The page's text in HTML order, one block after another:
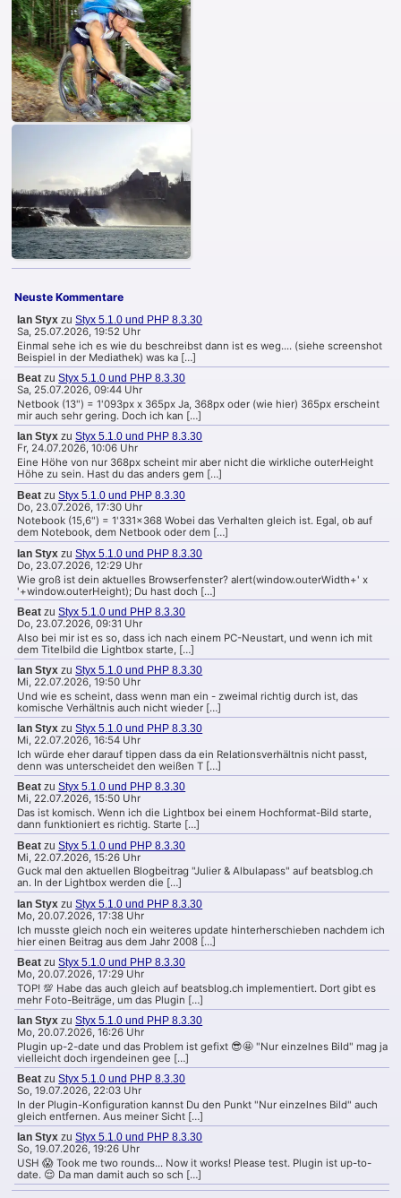
Neuste Kommentare
Ian Styx zuStyx 5.1.0 und PHP 8.3.30
Sa, 25.07.2026, 19:52 Uhr
Einmal sehe ich es wie du beschreibst dann ist es weg.... (siehe screenshot
Beispiel in der Mediathek) was ka […]
Beat zuStyx 5.1.0 und PHP 8.3.30
Sa, 25.07.2026, 09:44 Uhr
Netbook (13") = 1'093px x 365px Ja, 368px oder (wie hier) 365px erscheint
mir auch sehr gering. Doch ich kan […]
Ian Styx zuStyx 5.1.0 und PHP 8.3.30
Fr, 24.07.2026, 10:06 Uhr
Eine Höhe von nur 368px scheint mir aber nicht die wirkliche outerHeight
Höhe zu sein. Hast du das anders gem […]
Beat zuStyx 5.1.0 und PHP 8.3.30
Do, 23.07.2026, 17:30 Uhr
Notebook (15,6") = 1'331x368 Wobei das Verhalten gleich ist. Egal, ob auf
dem Notebook, dem Netbook oder dem […]
Ian Styx zuStyx 5.1.0 und PHP 8.3.30
Do, 23.07.2026, 12:29 Uhr
Wie groß ist dein aktuelles Browserfenster? alert(window.outerWidth+' x
'+window.outerHeight); Du hast doch […]
Beat zuStyx 5.1.0 und PHP 8.3.30
Do, 23.07.2026, 09:31 Uhr
Also bei mir ist es so, dass ich nach einem PC-Neustart, und wenn ich mit
dem Titelbild die Lightbox starte, […]
Ian Styx zuStyx 5.1.0 und PHP 8.3.30
Mi, 22.07.2026, 19:50 Uhr
Und wie es scheint, dass wenn man ein - zweimal richtig durch ist, das
komische Verhältnis auch nicht wieder […]
Ian Styx zuStyx 5.1.0 und PHP 8.3.30
Mi, 22.07.2026, 16:54 Uhr
Ich würde eher darauf tippen dass da ein Relationsverhältnis nicht passt,
denn was unterscheidet den weißen T […]
Beat zuStyx 5.1.0 und PHP 8.3.30
Mi, 22.07.2026, 15:50 Uhr
Das ist komisch. Wenn ich die Lightbox bei einem Hochformat-Bild starte,
dann funktioniert es richtig. Starte […]
Beat zuStyx 5.1.0 und PHP 8.3.30
Mi, 22.07.2026, 15:26 Uhr
Guck mal den aktuellen Blogbeitrag "Julier & Albulapass" auf beatsblog.ch
an. In der Lightbox werden die […]
Ian Styx zuStyx 5.1.0 und PHP 8.3.30
Mo, 20.07.2026, 17:38 Uhr
Ich musste gleich noch ein weiteres update hinterherschieben nachdem ich
hier einen Beitrag aus dem Jahr 2008 […]
Beat zuStyx 5.1.0 und PHP 8.3.30
Mo, 20.07.2026, 17:29 Uhr
TOP! 💯 Habe das auch gleich auf beatsblog.ch implementiert. Dort gibt es
mehr Foto-Beiträge, um das Plugin […]
Ian Styx zuStyx 5.1.0 und PHP 8.3.30
Mo, 20.07.2026, 16:26 Uhr
Plugin up-2-date und das Problem ist gefixt 😎🤩 "Nur einzelnes Bild" mag ja
vielleicht doch irgendeinen gee […]
Beat zuStyx 5.1.0 und PHP 8.3.30
So, 19.07.2026, 22:03 Uhr
In der Plugin-Konfiguration kannst Du den Punkt "Nur einzelnes Bild" auch
gleich entfernen. Aus meiner Sicht […]
Ian Styx zuStyx 5.1.0 und PHP 8.3.30
So, 19.07.2026, 19:26 Uhr
USH 😱 Took me two rounds... Now it works! Please test. Plugin ist up-to-
date. 😌 Da man damit auch so sch […]